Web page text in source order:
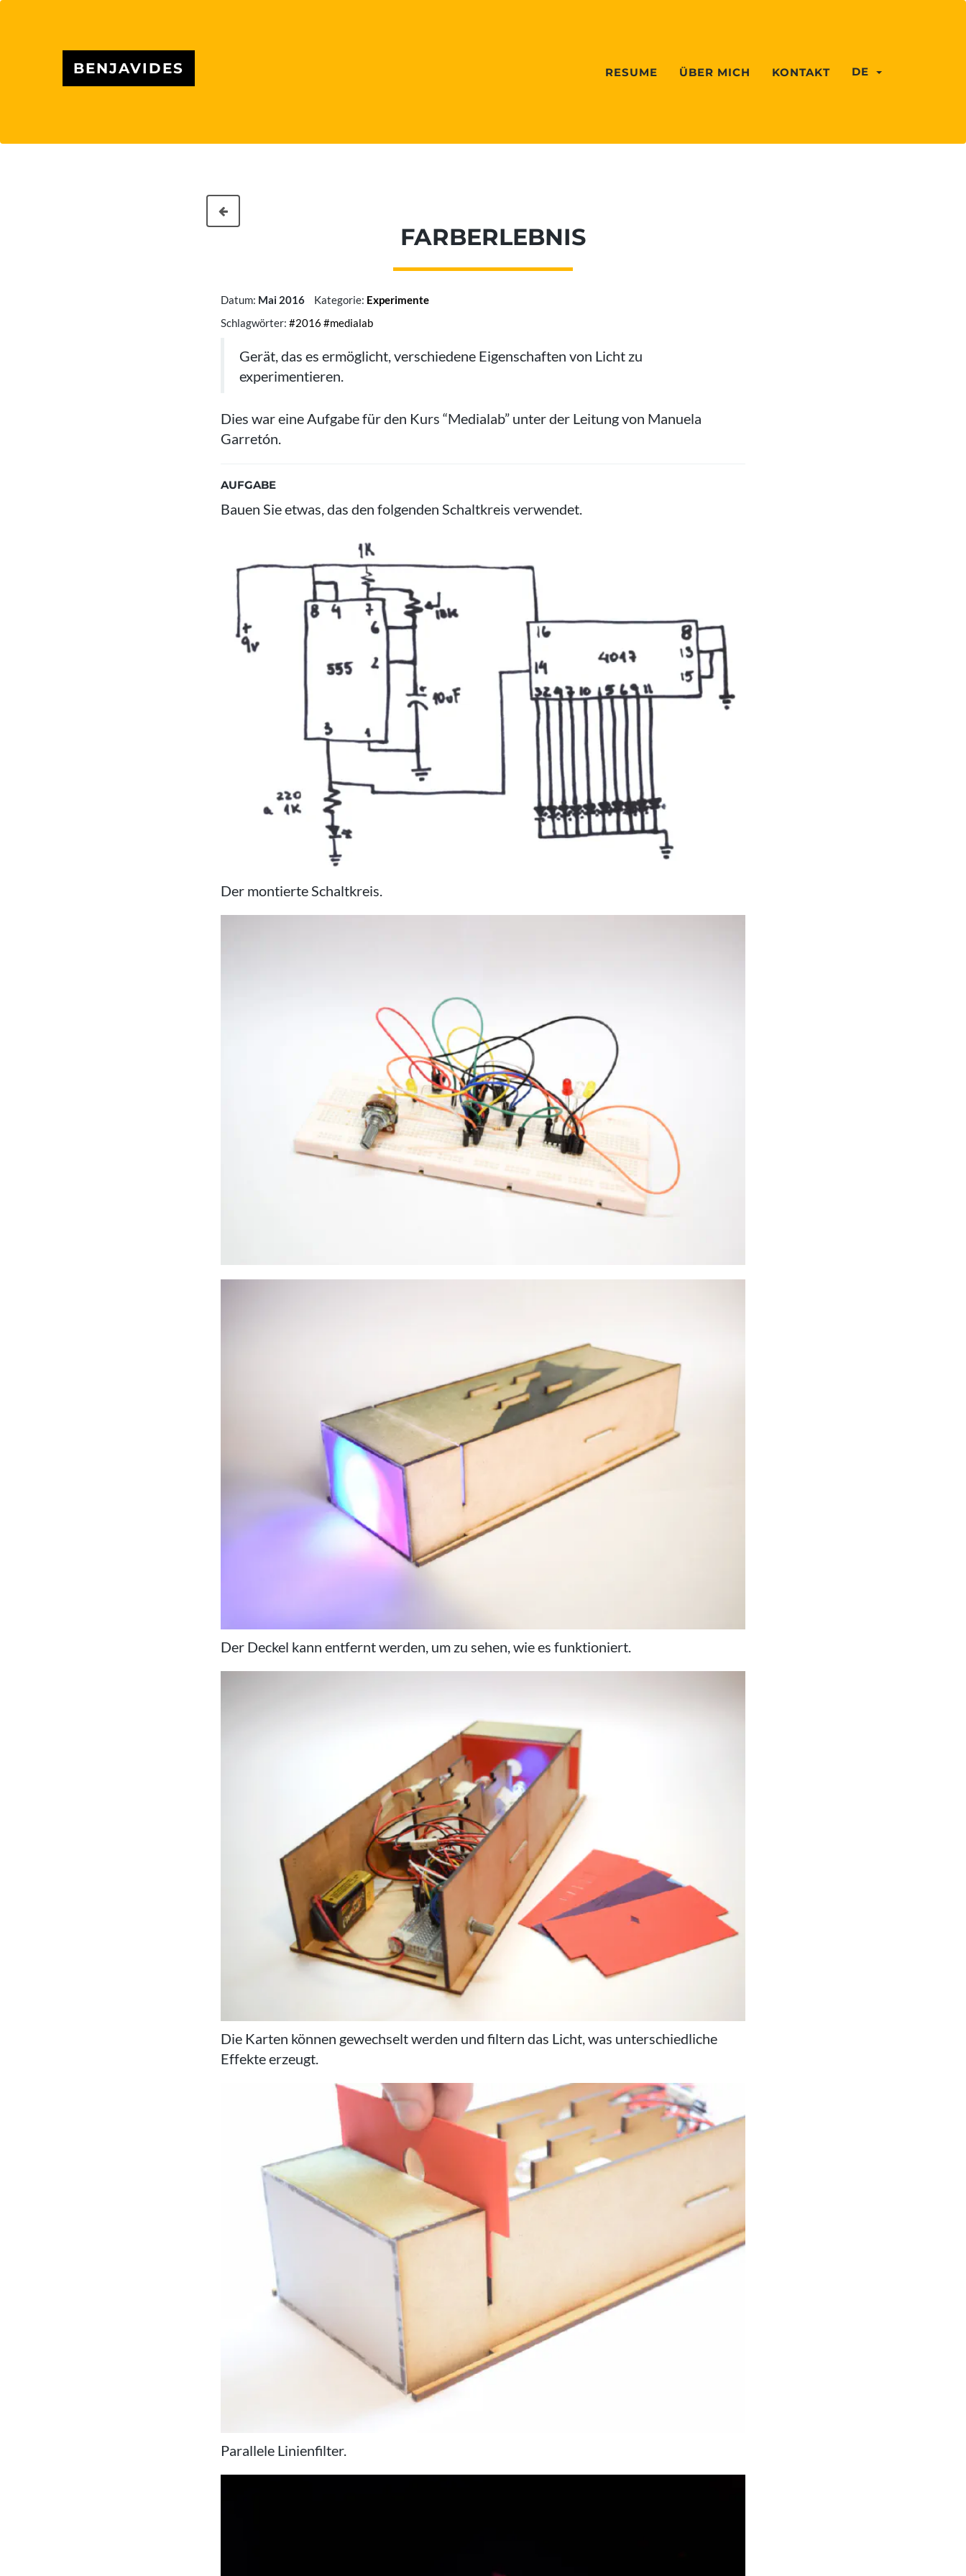
BENJAVIDES RESUME ÜBER MICH KONTAKT DE
FARBERLEBNIS
Datum: Mai 2016 Kategorie: Experimente
Schlagwörter: #2016 #medialab
Gerät, das es ermöglicht, verschiedene Eigenschaften von Licht zu
experimentieren.
Dies war eine Aufgabe für den Kurs “Medialab” unter der Leitung von Manuela
Garretón.
AUFGABE
Bauen Sie etwas, das den folgenden Schaltkreis verwendet.
Der montierte Schaltkreis.
Der Deckel kann entfernt werden, um zu sehen, wie es funktioniert.
Die Karten können gewechselt werden und filtern das Licht, was unterschiedliche
Effekte erzeugt.
Parallele Linienfilter.